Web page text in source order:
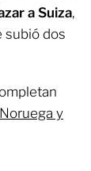
a Suiza,
subió dos
y